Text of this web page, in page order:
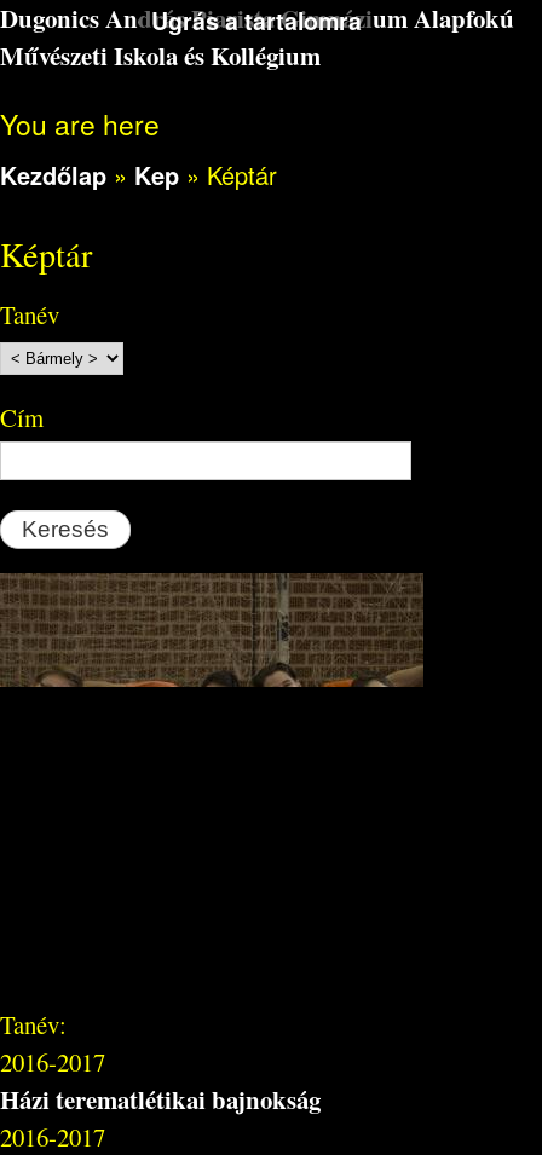
Ugrás a tartalomra
Dugonics András Piarista Gimnázium Alapfokú
Művészeti Iskola és Kollégium
You are here
Kezdőlap » Kep » Képtár
Képtár
Tanév
Cím
Tanév:
2016-2017
Házi terematlétikai bajnokság
2016-2017